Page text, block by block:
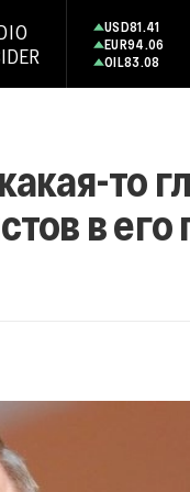
USD81.41
EUR94.06
OIL83.08
то
в